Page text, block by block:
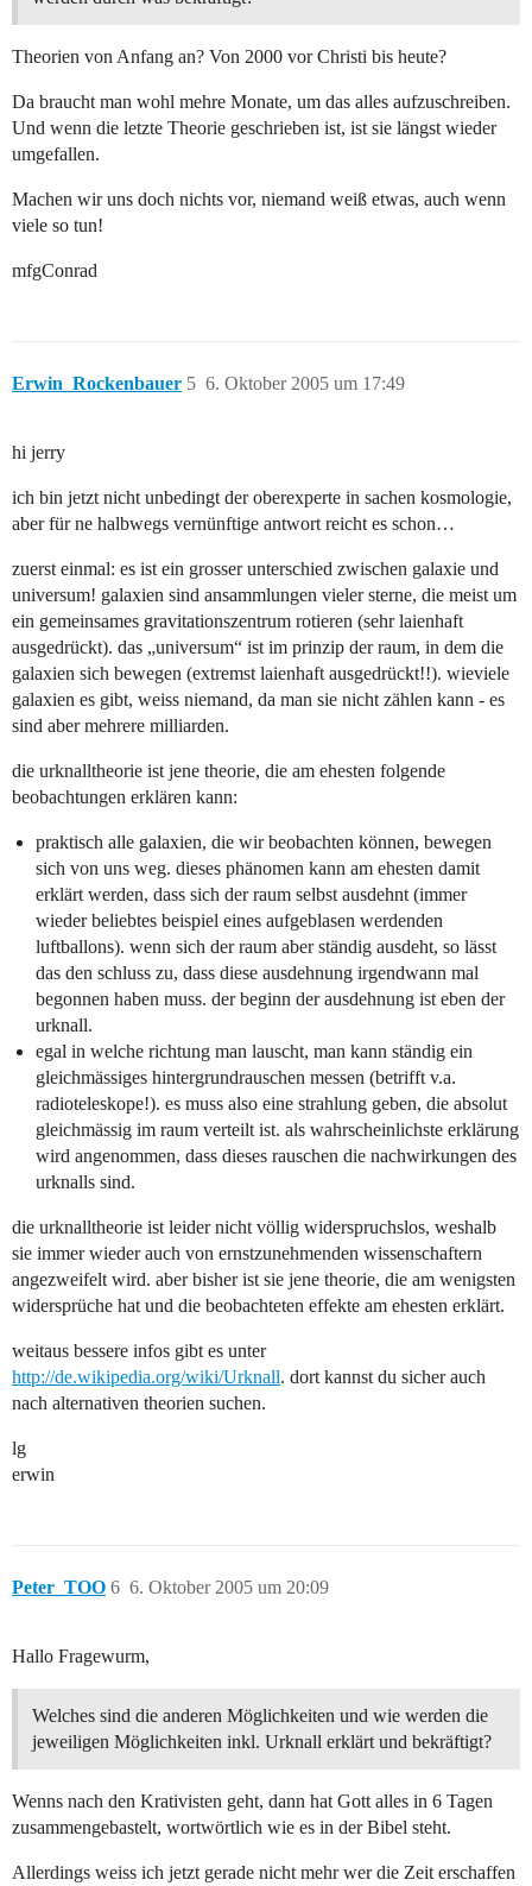
Theorien von Anfang an? Von 2000 vor Christi bis heute?
Da braucht man wohl mehre Monate, um das alles aufzuschreiben.
Und wenn die letzte Theorie geschrieben ist, ist sie längst wieder
umgefallen.
Machen wir uns doch nichts vor, niemand weiß etwas, auch wenn
viele so tun!
mfgConrad
Erwin_Rockenbauer 6. Oktober 2005 um 17:49
5
hi jerry
ich bin jetzt nicht unbedingt der oberexperte in sachen kosmologie,
aber für ne halbwegs vernünftige antwort reicht es schon…
zuerst einmal: es ist ein grosser unterschied zwischen galaxie und
universum! galaxien sind ansammlungen vieler sterne, die meist um
ein gemeinsames gravitationszentrum rotieren (sehr laienhaft
ausgedrückt). das „universum“ ist im prinzip der raum, in dem die
galaxien sich bewegen (extremst laienhaft ausgedrückt!!). wieviele
galaxien es gibt, weiss niemand, da man sie nicht zählen kann - es
sind aber mehrere milliarden.
die urknalltheorie ist jene theorie, die am ehesten folgende
beobachtungen erklären kann:
praktisch alle galaxien, die wir beobachten können, bewegen
sich von uns weg. dieses phänomen kann am ehesten damit
erklärt werden, dass sich der raum selbst ausdehnt (immer
wieder beliebtes beispiel eines aufgeblasen werdenden
luftballons). wenn sich der raum aber ständig ausdeht, so lässt
das den schluss zu, dass diese ausdehnung irgendwann mal
begonnen haben muss. der beginn der ausdehnung ist eben der
urknall.
egal in welche richtung man lauscht, man kann ständig ein
gleichmässiges hintergrundrauschen messen (betrifft v.a.
radioteleskope!). es muss also eine strahlung geben, die absolut
gleichmässig im raum verteilt ist. als wahrscheinlichste erklärung
wird angenommen, dass dieses rauschen die nachwirkungen des
urknalls sind.
die urknalltheorie ist leider nicht völlig widerspruchslos, weshalb
sie immer wieder auch von ernstzunehmenden wissenschaftern
angezweifelt wird. aber bisher ist sie jene theorie, die am wenigsten
widersprüche hat und die beobachteten effekte am ehesten erklärt.
weitaus bessere infos gibt es unter
http://de.wikipedia.org/wiki/Urknall. dort kannst du sicher auch
nach alternativen theorien suchen.
lg
erwin
Peter_TOO 6. Oktober 2005 um 20:09
6
Hallo Fragewurm,
Welches sind die anderen Möglichkeiten und wie werden die
jeweiligen Möglichkeiten inkl. Urknall erklärt und bekräftigt?
Wenns nach den Krativisten geht, dann hat Gott alles in 6 Tagen
zusammengebastelt, wortwörtlich wie es in der Bibel steht.
Allerdings weiss ich jetzt gerade nicht mehr wer die Zeit erschaffen